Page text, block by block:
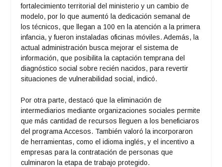
fortalecimiento territorial del ministerio y un cambio de
modelo, por lo que aumentó la dedicación semanal de
los técnicos, que llegan a 100 en la atención a la primera
infancia, y fueron instaladas oficinas móviles. Además, la
actual administración busca mejorar el sistema de
información, que posibilita la captación temprana del
diagnóstico social sobre recién nacidos, para revertir
situaciones de vulnerabilidad social, indicó.
Por otra parte, destacó que la eliminación de
intermediarios mediante organizaciones sociales permite
que más cantidad de recursos lleguen a los beneficiaros
del programa Accesos. También valoró la incorporaron
de herramientas, como el idioma inglés, y el incentivo a
empresas para la contratación de personas que
culminaron la etapa de trabajo protegido.